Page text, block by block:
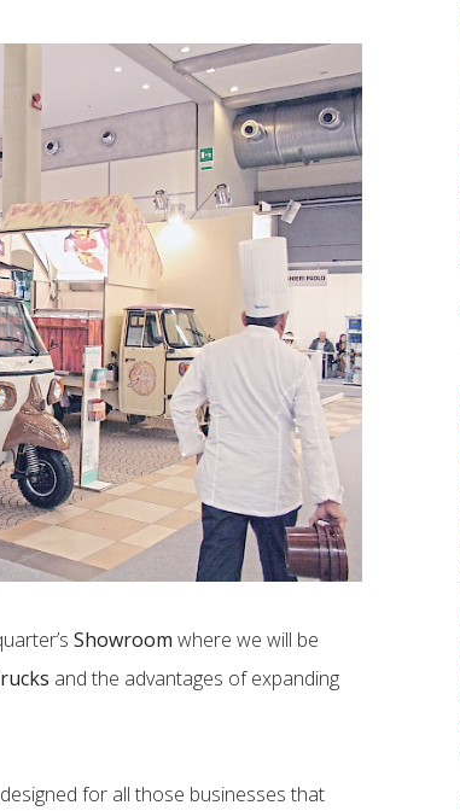
Showroomwhere we will be
and the advantages of expanding
for all those businesses that